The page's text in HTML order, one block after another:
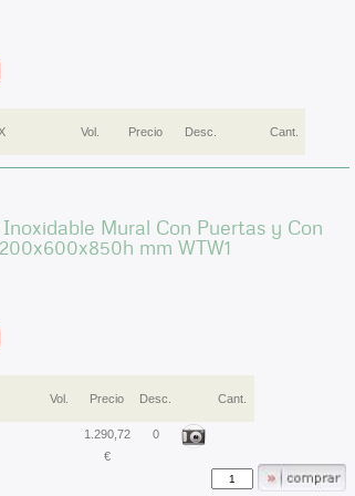
Vol. Precio Desc. Cant.
Mural Con Puertas y Con
mm WTW1
Vol. Precio Desc. Cant.
1.290,72
€
0